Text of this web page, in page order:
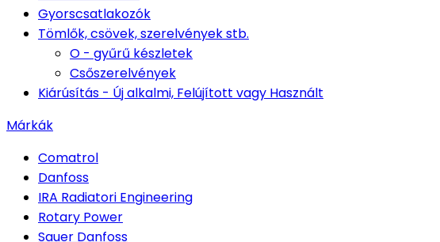
Gyorscsatlakozók
Tömlők, csövek, szerelvények stb.
O - gyűrű készletek
Csőszerelvények
Kiárúsítás - Új alkalmi, Felújított vagy Használt
Márkák
Comatrol
Danfoss
IRA Radiatori Engineering
Rotary Power
Sauer Danfoss